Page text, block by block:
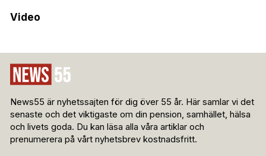
Video
News55 är nyhetssajten för dig över 55 år. Här samlar vi det
senaste och det viktigaste om din pension, samhället, hälsa
och livets goda. Du kan läsa alla våra artiklar och
prenumerera på vårt nyhetsbrev kostnadsfritt.